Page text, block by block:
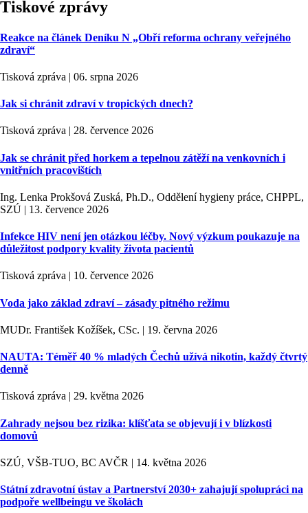
Tiskové zprávy
Reakce na článek Deníku N „Obří reforma ochrany veřejného
zdraví“
Tisková zpráva | 06. srpna 2026
Jak si chránit zdraví v tropických dnech?
Tisková zpráva | 28. července 2026
Jak se chránit před horkem a tepelnou zátěží na venkovních i
vnitřních pracovištích
Ing. Lenka Prokšová Zuská, Ph.D., Oddělení hygieny práce, CHPPL,
SZÚ | 13. července 2026
Infekce HIV není jen otázkou léčby. Nový výzkum poukazuje na
důležitost podpory kvality života pacientů
Tisková zpráva | 10. července 2026
Voda jako základ zdraví – zásady pitného režimu
MUDr. František Kožíšek, CSc. | 19. června 2026
NAUTA: Téměř 40 % mladých Čechů užívá nikotin, každý čtvrtý
denně
Tisková zpráva | 29. května 2026
Zahrady nejsou bez rizika: klíšťata se objevují i v blízkosti
domovů
SZÚ, VŠB-TUO, BC AVČR | 14. května 2026
Státní zdravotní ústav a Partnerství 2030+ zahajují spolupráci na
podpoře wellbeingu ve školách